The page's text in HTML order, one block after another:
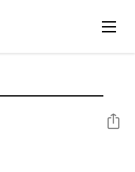
シェア